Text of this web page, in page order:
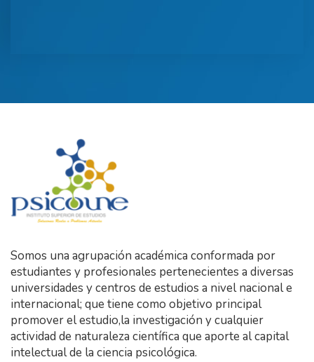
Somos una agrupación académica conformada por
estudiantes y profesionales pertenecientes a diversas
universidades y centros de estudios a nivel nacional e
internacional; que tiene como objetivo principal
promover el estudio,la investigación y cualquier
actividad de naturaleza científica que aporte al capital
intelectual de la ciencia psicológica.